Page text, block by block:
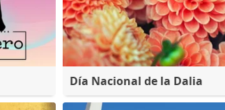
Día Nacional de la Dalia